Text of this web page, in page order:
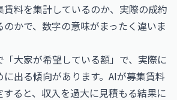
料を集計しているのか、実際の成約
かで、数字の意味がまったく違いま
大家が希望している額」で、実際に
出る傾向があります。AIが募集賃料
ると、収入を過大に見積もる結果に